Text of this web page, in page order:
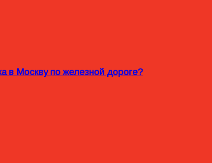
в Москву по железной дороге?